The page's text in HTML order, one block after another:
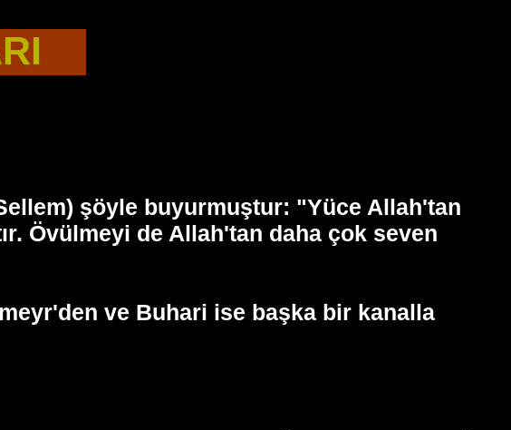
şöyle buyurmuştur: "Yüce Allah'tan
Övülmeyi de Allah'tan daha çok seven
ve Buhari ise başka bir kanalla